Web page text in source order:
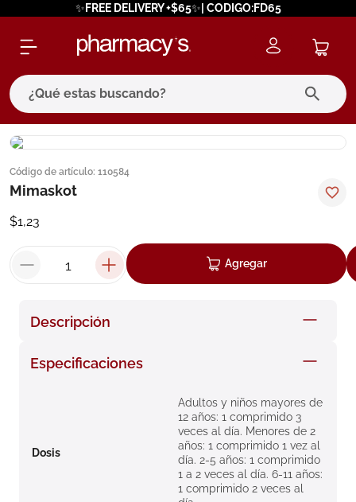
✨FREE DELIVERY +$65✨| CODIGO:FD65
¿Qué estas buscando?
Código de artículo: 110584
Mimaskot
$1,23
Agregar
Descripción
Especificaciones
Dosis
Adultos y niños mayores de
12 años: 1 comprimido 3
veces al día. Menores de 2
años: 1 comprimido 1 vez al
día. 2-5 años: 1 comprimido
1 a 2 veces al día. 6-11 años:
1 comprimido 2 veces al
términos más buscados
1. eucerin
3
pilexil
5. cerave
6 degraler
8. roche posay